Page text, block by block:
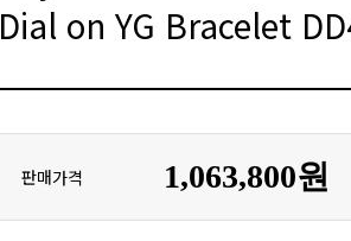
Dial on YG Bracelet
판매가격 1,063,800원